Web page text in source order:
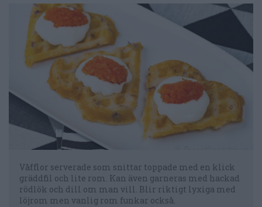
Våfflor serverade som snittar toppade med en klick
gräddfil och lite rom. Kan även garneras med hackad
rödlök och dill om man vill. Blir riktigt lyxiga med
löjrom men vanlig rom funkar också.